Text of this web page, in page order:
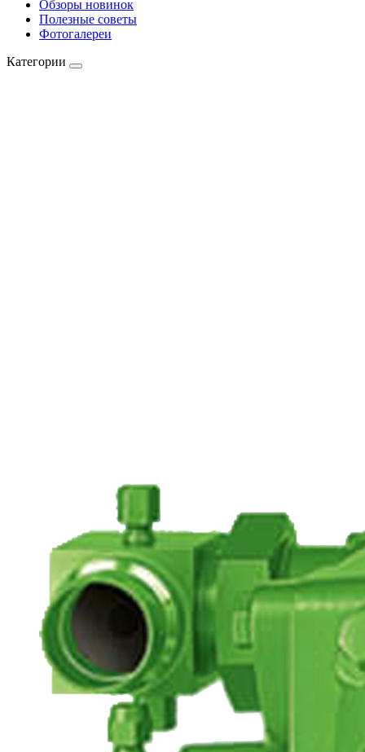
Обзоры новинок
Полезные советы
Фотогалереи
Категории